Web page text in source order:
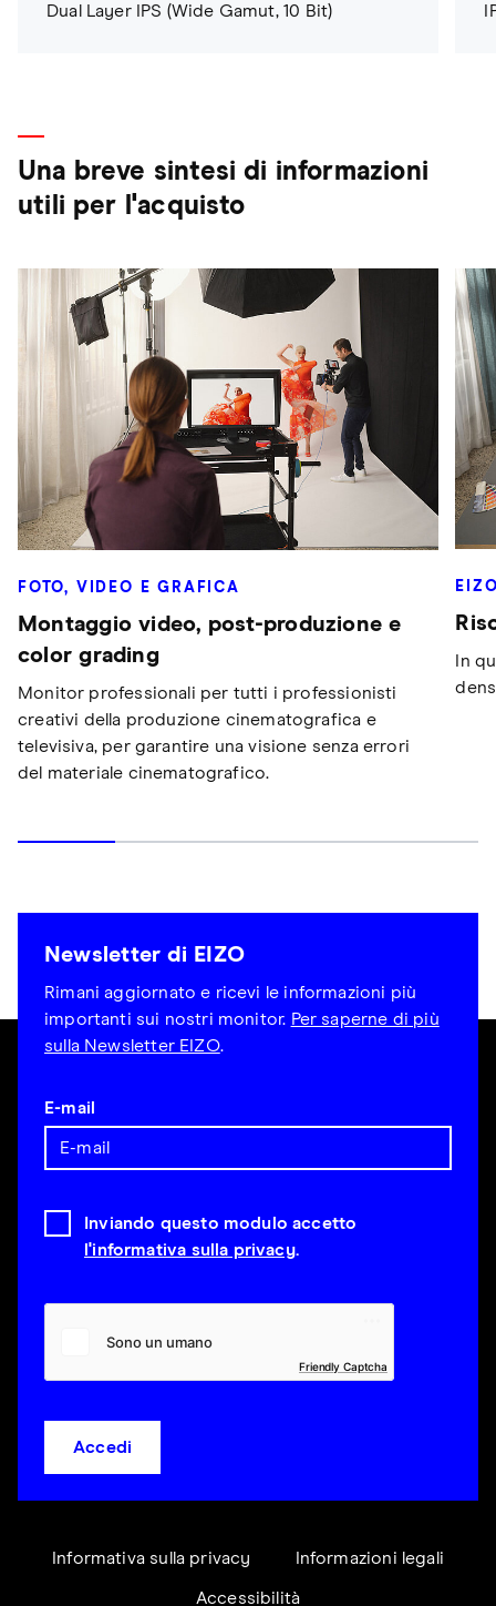
Dual Layer IPS (Wide Gamut, 10 Bit)
Una breve sintesi di informazioni
utili per l'acquisto
FOTO, VIDEO E GRAFICA
Montaggio video, post-produzione e
color grading
Monitor professionali per tutti i professionisti
creativi della produzione cinematografica e
televisiva, per garantire una visione senza errori
del materiale cinematografico.
In
Newsletter di EIZO
Rimani aggiornato e ricevi le informazioni più
importanti sui nostri monitor. Per saperne di più
sulla Newsletter EIZO.
E-mail
Inviando questo modulo accetto
l'informativa sulla privacy.
Friendly Captcha
Accedi
Informativa sulla privacy Informazioni legali
Accessibilità